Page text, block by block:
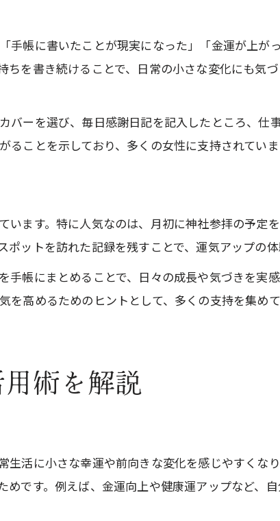
開運手帳が導く毎日の新習慣の始め方
手帳記入で日常に開運アクションをプラス
開運手帳で心と時間を豊かにする秘訣
新しい自分を作る開運手帳生活のすすめ
手帳に書いたことが現実になった」「金運が上が
を書き続けることで、日常の小さな変化にも気
バーを選び、毎日感謝日記を記入したところ、仕
ことを示しており、多くの女性に支持されていま
ます。特に人気なのは、月初に神社参拝の予定
ットを訪れた記録を残すことで、運気アップの
帳にまとめることで、日々の成長や気づきを実
高めるためのヒントとして、多くの支持を集めて
術を解説
活に小さな幸運や前向きな変化を感じやすくな
です。例えば、金運向上や健康運アップなど、